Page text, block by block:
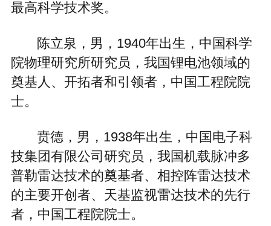
最高科学技术奖。
陈立泉，男，1940年出生，中国科学
院物理研究所研究员，我国锂电池领域的
奠基人、开拓者和引领者，中国工程院院
士。
贲德，男，1938年出生，中国电子科
技集团有限公司研究员，我国机载脉冲多
普勒雷达技术的奠基者、相控阵雷达技术
的主要开创者、天基监视雷达技术的先行
者，中国工程院院士。